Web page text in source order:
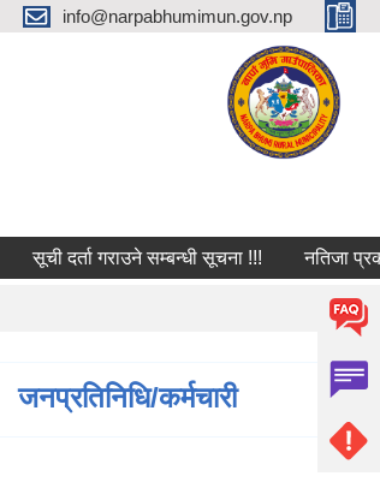
info@narpabhumimun.gov.np
सूची दर्ता गराउने सम्बन्धी सूचना !!! नतिजा
जनप्रतिनिधि/कर्मचारी